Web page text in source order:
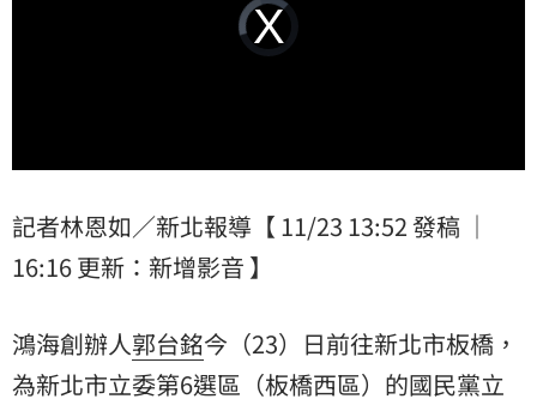
Video
Player
is
loading.
記者林恩如／新北報導【 11/23 13:52 發稿 ｜
16:16 更新：新增影音 】
鴻海創辦人郭台銘今（23）日前往新北市板橋，
為新北市立委第6選區（板橋西區）的國民黨立